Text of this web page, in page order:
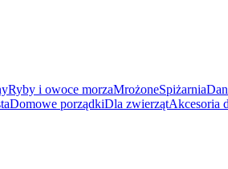
Ryby i owoce morzaMrożoneSpiżarnia
Domowe porządkiDla zwierzątAkcesoria